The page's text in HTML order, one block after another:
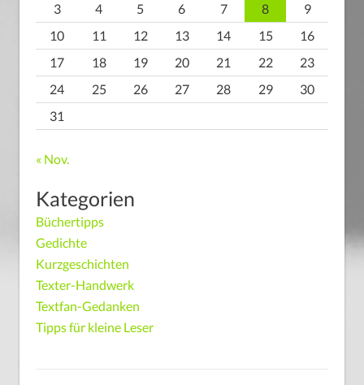
3
4 5 6 7 8
9
10
11 12 13 14 15
16
17
18 19 20 21 22
23
24
25 26 27 28 29
30
31
« Nov.
Kategorien
Büchertipps
Gedichte
Kurzgeschichten
Texter-Handwerk
Textfan-Gedanken
Tipps für kleine Leser